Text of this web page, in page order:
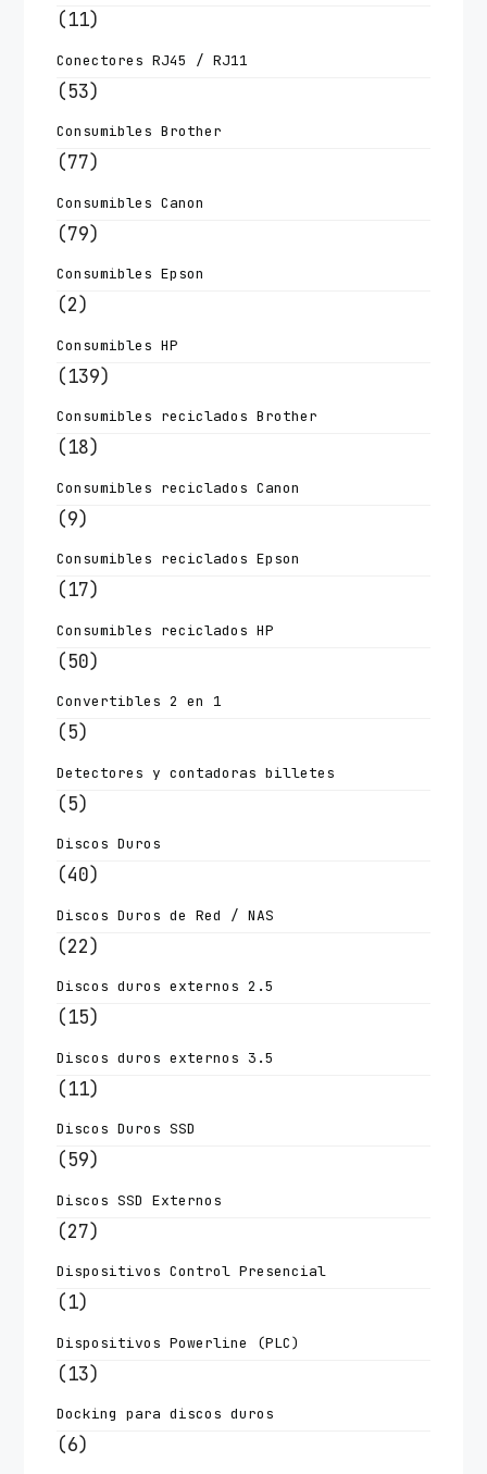
(11)
Conectores RJ45 / RJ11
(53)
Consumibles Brother
(77)
Consumibles Canon
(79)
Consumibles Epson
(2)
Consumibles HP
(139)
Consumibles reciclados Brother
(18)
Consumibles reciclados Canon
(9)
Consumibles reciclados Epson
(17)
Consumibles reciclados HP
(50)
Convertibles 2 en 1
(5)
Detectores y contadoras billetes
(5)
Discos Duros
(40)
Discos Duros de Red / NAS
(22)
Discos duros externos 2.5
(15)
Discos duros externos 3.5
(11)
Discos Duros SSD
(59)
Discos SSD Externos
(27)
Dispositivos Control Presencial
(1)
Dispositivos Powerline (PLC)
(13)
Docking para discos duros
(6)